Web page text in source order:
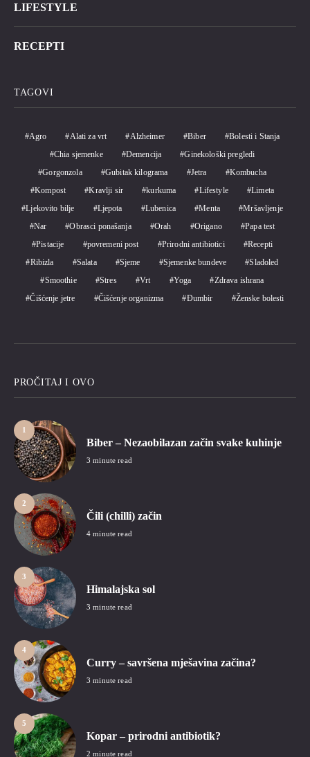
LIFESTYLE
RECEPTI
TAGOVI
Agro Alati za vrt Alzheimer Biber
Bolesti i Stanja
Chia sjemenke
Demencija
Ginekološki pregledi
Gorgonzola
Gubitak kilograma Jetra
Kombucha
Kompost
Kravlji sir kurkuma Lifestyle
Limeta
Ljekovito bilje
Ljepota Lubenica Menta
Mršavljenje
Nar
Obrasci ponašanja Orah Origano
Papa test
Pistacije
povremeni post Prirodni antibiotici
Recepti
Ribizla
Salata Sjeme Sjemenke bundeve
Sladoled
Smoothie
Stres Vrt Yoga
Zdrava ishrana
Čišćenje jetre
Čišćenje organizma Đumbir Ženske bolesti
PROČITAJ I OVO
1
Biber – Nezaobilazan začin svake kuhinje
3 minute read
2
Čili (chilli) začin
4 minute read
3
Himalajska sol
3 minute read
4
Curry – savršena mješavina začina?
3 minute read
5
Kopar – prirodni antibiotik?
2 minute read